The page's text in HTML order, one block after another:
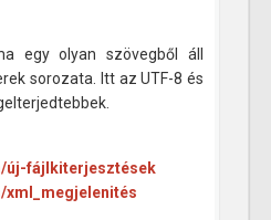
egy olyan szövegből áll
sorozata. Itt az UTF-8 és
új-fájlkiterjesztések